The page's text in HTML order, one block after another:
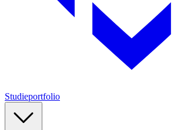
Studieportfolio